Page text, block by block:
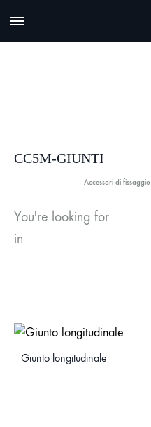
CC5M-GIUNTI
Accessori di fissaggio
You're looking for
in
Giunto longitudinale